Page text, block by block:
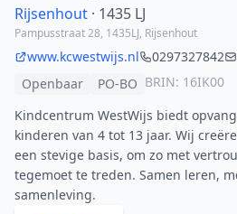
Rijsenhout · 1435 LJ
Pampusstraat 28, 1435LJ, Rijsenhout
www.kcwestwijs.nl 0297327842
Openbaar
PO-BO BRIN: 16IK00
Kindcentrum WestWijs biedt
kinderen van 4 tot 13 jaar. Wij
een stevige basis, om zo met
tegemoet te treden. Samen leren,
samenleving.